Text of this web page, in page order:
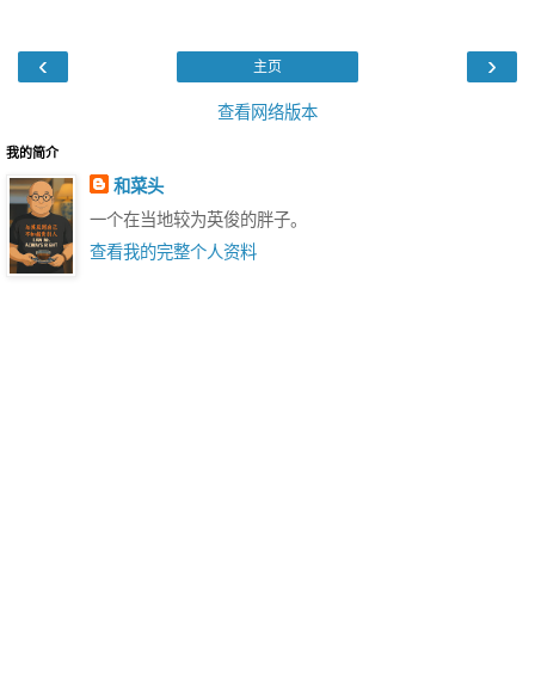
‹ ›
主页
查看网络版本
我的简介
和菜头
一个在当地较为英俊的胖子。
查看我的完整个人资料